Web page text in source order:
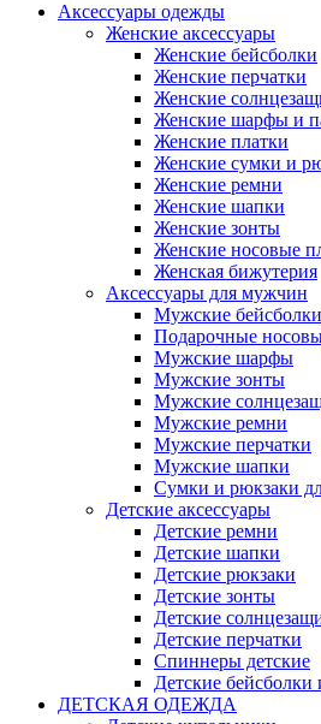
Аксессуары одежды
Женские аксессуары
Женские бейсболки
Женские перчатки
Женские
Женские шарфы и
Женские платки
Женские сумки и
Женские ремни
Женские шапки
Женские зонты
Женские носовые
Женская бижутерия
Аксессуары для мужчин
Мужские бейсболки
Подарочные
Мужские шарфы
Мужские зонты
Мужские
Мужские ремни
Мужские перчатки
Мужские шапки
Сумки и рюкзаки
Детские аксессуары
Детские ремни
Детские шапки
Детские рюкзаки
Детские зонты
Детские
Детские перчатки
Спиннеры детские
Детские бейсболки
ДЕТСКАЯ ОДЕЖДА